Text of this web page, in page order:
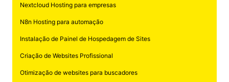
Nextcloud Hosting para empresas
N8n Hosting para automação
Instalação de Painel de Hospedagem de Sites
Criação de Websites Profissional
Otimização de websites para buscadores